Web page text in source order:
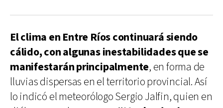
El clima en Entre Ríos continuará siendo
cálido, con algunas inestabilidades que se
manifestarán principalmente, en forma de
lluvias dispersas en el territorio provincial. Así
lo indicó el meteorólogo Sergio Jalfin, quien en